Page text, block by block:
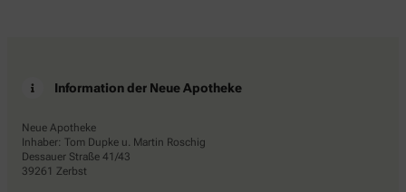
Information der Neue Apotheke
Neue Apotheke
Inhaber: Tom Dupke u. Martin Roschig
Dessauer Straße 41/43
39261 Zerbst